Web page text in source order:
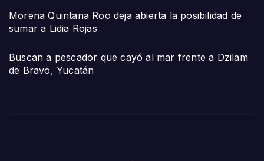
Morena Quintana Roo deja abierta la posibilidad de
sumar a Lidia Rojas
Buscan a pescador que cayó al mar frente a Dzilam
de Bravo, Yucatán